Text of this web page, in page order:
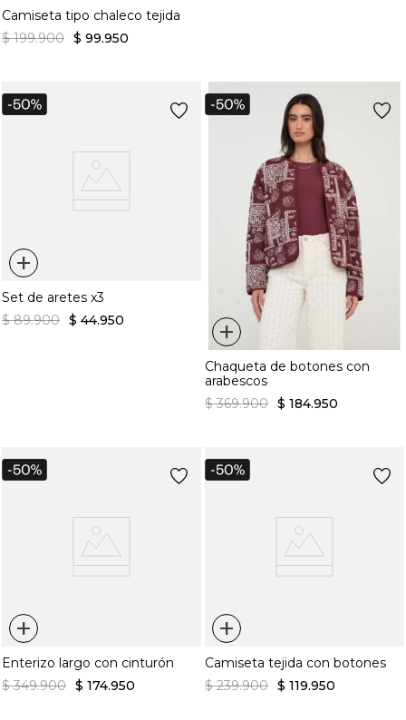
Camiseta tipo chaleco tejida
$ 199.900 $ 99.950
+
Set de aretes x3
$ 89.900 $ 44.950 +
Chaqueta de botones con
arabescos
$ 369.900 $ 184.950
+
Enterizo largo con cinturón
$ 349.900 $ 174.950
+
Camiseta tejida con botones
$ 239.900 $ 119.950